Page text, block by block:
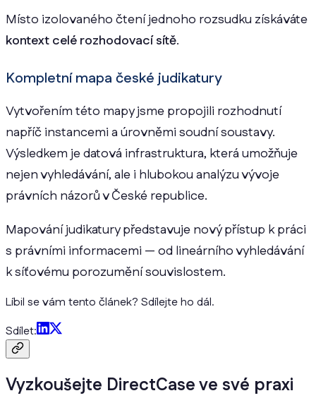
Místo izolovaného čtení jednoho rozsudku získáváte
kontext celé rozhodovací sítě.
Kompletní mapa české judikatury
Vytvořením této mapy jsme propojili rozhodnutí
napříč instancemi a úrovněmi soudní soustavy.
Výsledkem je datová infrastruktura, která umožňuje
nejen vyhledávání, ale i hlubokou analýzu vývoje
právních názorů v České republice.
Mapování judikatury představuje nový přístup k práci
s právními informacemi — od lineárního vyhledávání
k síťovému porozumění souvislostem.
Líbil se vám tento článek? Sdílejte ho dál.
Sdílet:
Vyzkoušejte DirectCase ve své praxi